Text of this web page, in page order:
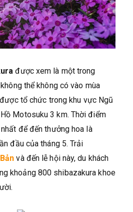
được xem là một trong
thể không có vào mùa
tổ chức trong khu vực Ngũ
Motosuku 3 km. Thời điểm
để đến thưởng hoa là
đầu của tháng 5. Trải
và đến lễ hội này, du khách
khoảng 800 shibazakura khoe